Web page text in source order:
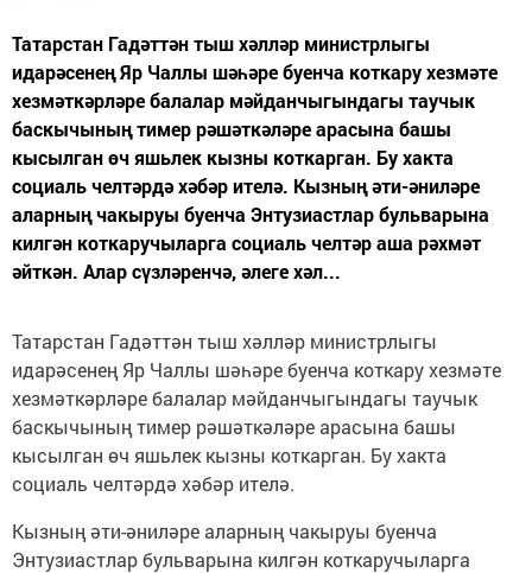
Татарстан Гадәттән тыш хәлләр министрлыгы
идарәсенең Яр Чаллы шәһәре буенча коткару хезмәте
хезмәткәрләре балалар мәйданчыгындагы таучык
баскычының тимер рәшәткәләре арасына башы
кысылган өч яшьлек кызны коткарган. Бу хакта
социаль челтәрдә хәбәр ителә. Кызның әти-әниләре
аларның чакыруы буенча Энтузиастлар бульварына
килгән коткаручыларга социаль челтәр аша рәхмәт
әйткән. Алар сүзләренчә, әлеге хәл...
Татарстан Гадәттән тыш хәлләр министрлыгы
идарәсенең Яр Чаллы шәһәре буенча коткару хезмәте
хезмәткәрләре балалар мәйданчыгындагы таучык
баскычының тимер рәшәткәләре арасына башы
кысылган өч яшьлек кызны коткарган. Бу хакта
социаль челтәрдә хәбәр ителә.
Кызның әти-әниләре аларның чакыруы буенча
Энтузиастлар бульварына килгән коткаручыларга